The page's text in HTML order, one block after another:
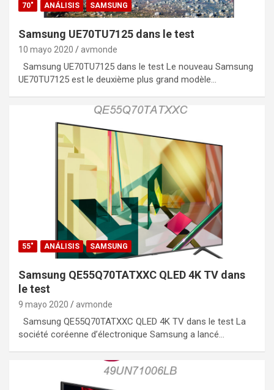
70" ANÁLISIS SAMSUNG
Samsung UE70TU7125 dans le test
10 mayo 2020 avmonde
Samsung UE70TU7125 dans le test Le nouveau Samsung
UE70TU7125 est le deuxième plus grand modèle…
55" ANÁLISIS SAMSUNG
Samsung QE55Q70TATXXC QLED 4K TV dans
le test
9 mayo 2020 avmonde
Samsung QE55Q70TATXXC QLED 4K TV dans le test La
société coréenne d’électronique Samsung a lancé…